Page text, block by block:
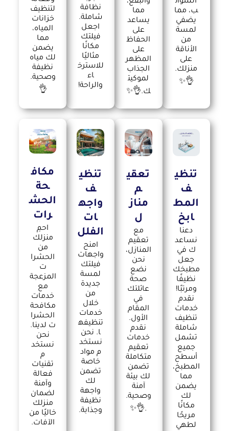
ب، مما
يضفي
لمسة
من
الأناقة
على
منزلك.
👌✨
مما
يساعد
على
الحفاظ
على
المظهر
الجذاب
لموكيت
ك.👌✨
نظافة
شاملة.
اجعل
فيلتك
مكانًا
مثاليًا
للاسترخ
اء
والراحة!
لتنظيف
خزانات
المياه،
مما
يضمن
لك مياه
نظيفة
وصحية.
👌
تنظي
ف
المط
ابخ
دعنا
نساعد
ك في
جعل
مطبخك
نظيفًا
ومرتبًا!
نقدم
خدمات
تنظيف
شاملة
تشمل
جميع
أسطح
المطبخ،
مما
يضمن
لك
مكانًا
مريحًا
لطهي
تعقي
م
مناز
ل
مع
تعقيم
المنازل،
نحن
نضع
صحة
عائلتك
في
المقام
الأول.
نقدم
خدمات
تعقيم
متكاملة
تضمن
لك بيئة
آمنة
وصحية.
.👌✨
تنظي
ف
واجه
ات
الفلل
امنح
واجهات
فيلتك
لمسة
جديدة
من
خلال
خدمات
تنظيفه
ا. نحن
نستخد
م مواد
خاصة
تضمن
لك
واجهة
نظيفة
وجذابة.
مكاف
حة
الحش
رات
احمِ
منزلك
من
الحشرا
ت
المزعجة
مع
خدمات
مكافحة
الحشرا
ت لدينا.
نحن
نستخد
م
تقنيات
فعالة
وآمنة
لضمان
منزلك
خاليًا من
الآفات.